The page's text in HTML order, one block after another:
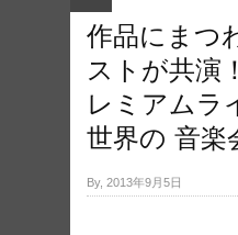
作品にまつ
ストが共演
レミアムラ
世界の 音楽
By, 2013年9月5日